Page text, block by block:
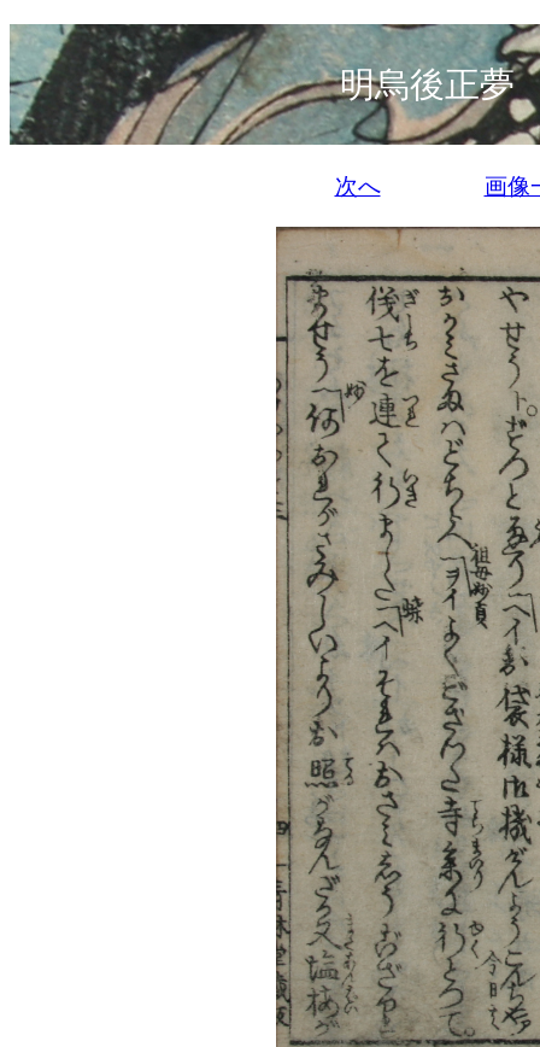
明烏後正
次へ 画像